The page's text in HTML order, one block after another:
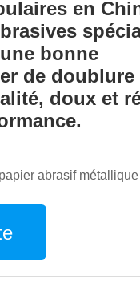
en
bonne
de
doux et
abrasif métallique